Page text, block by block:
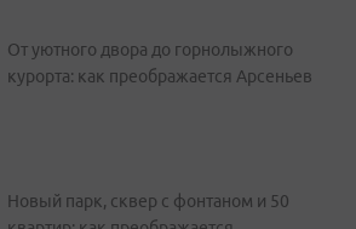
От уютного двора до горнолыжного
курорта: как преображается Арсеньев
Новый парк, сквер с фонтаном и 50